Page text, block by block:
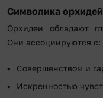
Символика орхидей
Орхидеи обладают
Они ассоциируются с:
Совершенством и
Искренностью